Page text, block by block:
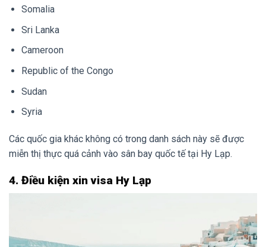
Somalia
Sri Lanka
Cameroon
Republic of the Congo
Sudan
Syria
Các quốc gia khác không có trong danh sách này sẽ được
miễn thị thực quá cảnh vào sân bay quốc tế tại Hy Lạp.
4. Điều kiện xin visa Hy Lạp